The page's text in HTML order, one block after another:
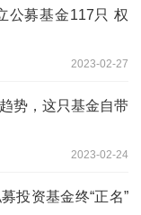
公募基金117只 权
2023-02-27
势，这只基金自带
2023-02-24
投资基金终“正名”